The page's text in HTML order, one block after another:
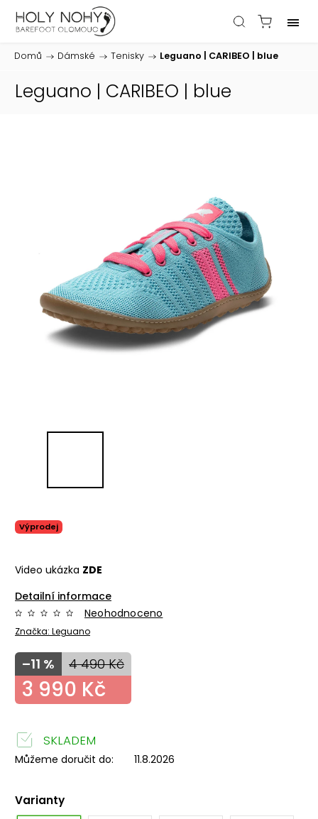
Domů / Dámské / Tenisky / Leguano | CARIBEO | blue
Leguano | CARIBEO | blue
Výprodej
Video ukázka ZDE
Detailní informace
Značka: Leguano
Neohodnoceno
Varianty
4 490 Kč
–11 %
3 990 Kč
SKLADEM
Můžeme doručit do: 11.8.2026